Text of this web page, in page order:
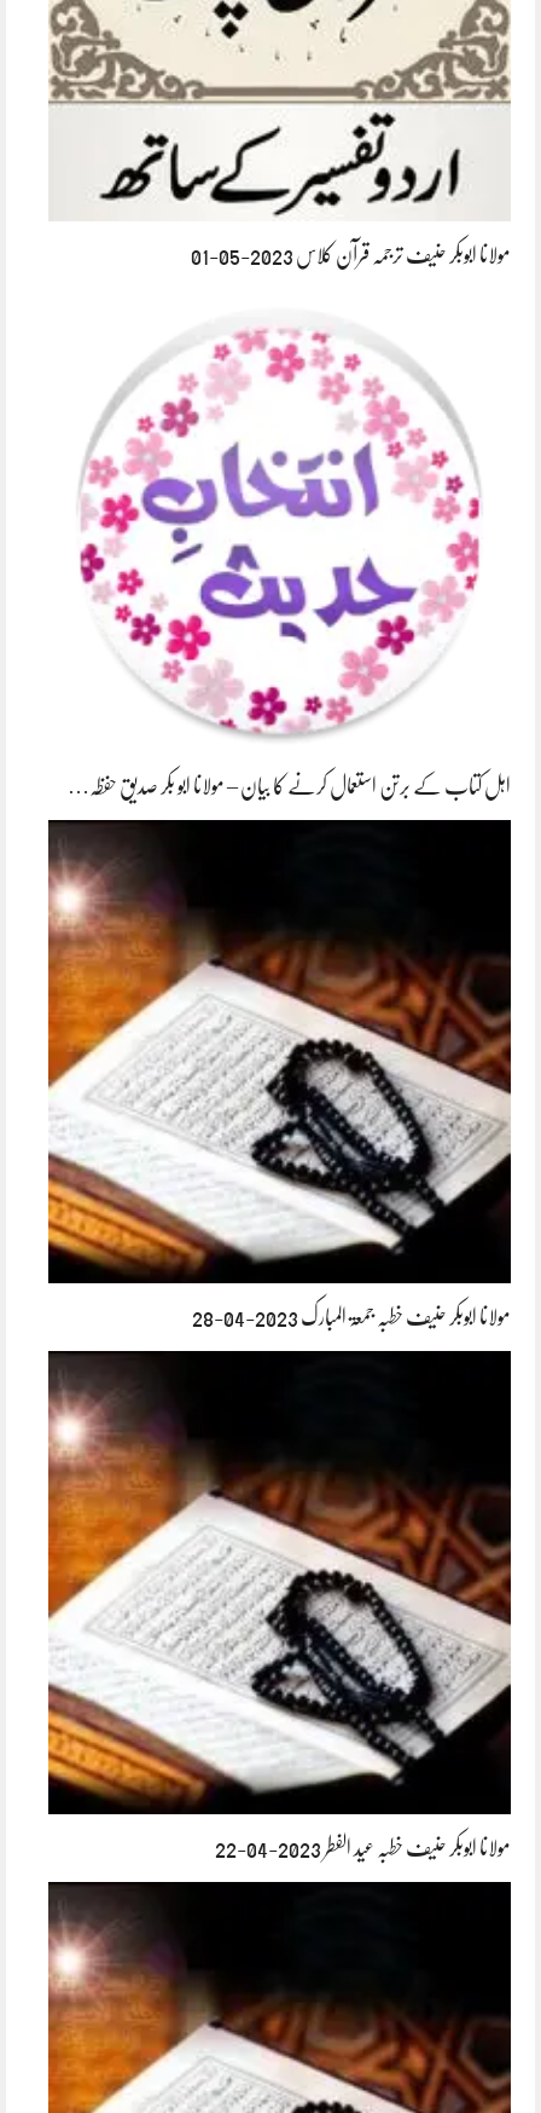
مولانا ابوبکر حنیف ترجمہ قرآن کلاس 2023-05-01
اہل کتاب کے برتن استعمال کرنے کا بیان – مولانا ابو بکر صدیق حفظہ…
مولانا ابوبکر حنیف خطبہ جمعۃ المبارک 2023-04-28
مولانا ابوبکر حنیف خطبہ عید الفطر 2023-04-22